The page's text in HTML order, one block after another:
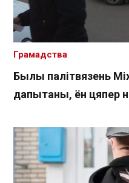
Былы палітвязень
дапытаны, ён цяпер
Грамадства